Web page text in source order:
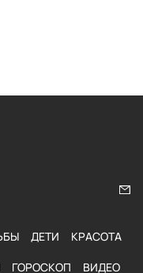
ДЕТИ КРАСОТА
ГОРОСКОП ВИДЕО